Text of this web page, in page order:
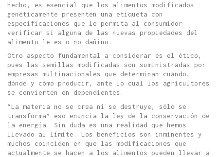
hecho, es esencial que los alimentos modificados
genéticamente presenten una etiqueta con
especificaciones que le permita al consumidor
verificar si alguna de las nuevas propiedades del
alimento le es o no dañino.
Otro aspecto fundamental a considerar es el ético,
pues las semillas modificadas son suministradas por
empresas multinacionales que determinan cuándo,
dónde y cómo producir, ante lo cual los agricultores
se convierten en dependientes.
“La materia no se crea ni se destruye, sólo se
transforma” eso enuncia la ley de la conservación de
la energía. Sin duda es una realidad que hemos
llevado al límite. Los beneficios son inminentes y
muchos coinciden en que las modificaciones que
actualmente se hacen a los alimentos pueden llevar a